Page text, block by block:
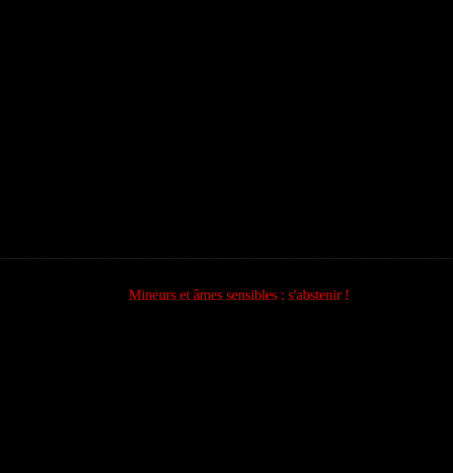
Mineurs et âmes sensibles : s'abstenir !